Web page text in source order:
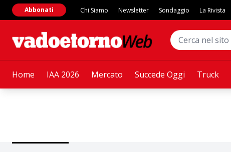
Home IAA 2026 Mercato Succede Oggi Truck
Abbonati Chi Siamo Newsletter Sondaggio La Rivista